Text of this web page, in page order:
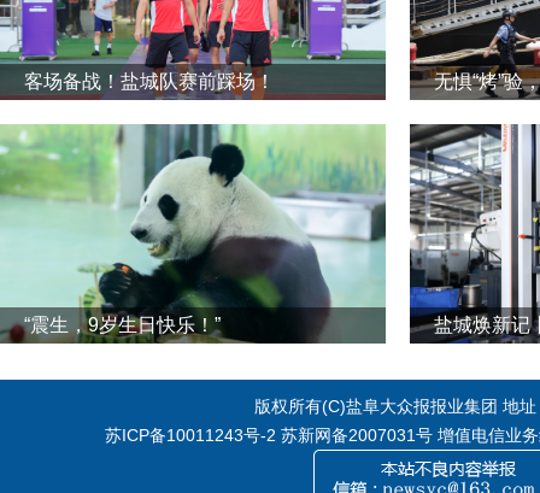
客场备战！盐城队赛前踩场！ 无惧“烤”验
“震生，9岁生日快乐！”
版权所有(C)盐阜大众报报业集团 地
苏ICP备10011243号-2 苏新网备2007031号 增值电信业